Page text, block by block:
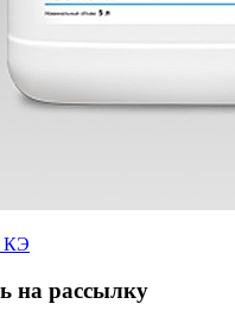
на рассылку